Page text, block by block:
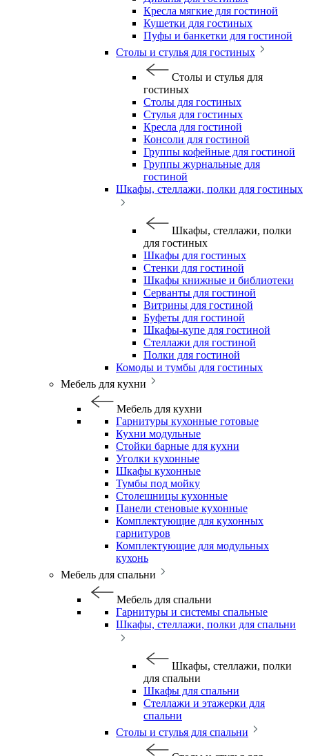
Кресла мягкие для гостиной
Кушетки для гостиных
Пуфы и банкетки для гостиной
Столы и стулья для гостиных
Столы и стулья для
гостиных
Столы для гостиных
Стулья для гостиных
Кресла для гостиной
Консоли для гостиной
Группы кофейные для гостиной
Группы журнальные для
гостиной
Шкафы, стеллажи, полки для гостиных
Шкафы, стеллажи, полки
для гостиных
Шкафы для гостиных
Стенки для гостиной
Шкафы книжные и библиотеки
Серванты для гостиной
Витрины для гостиной
Буфеты для гостиной
Шкафы-купе для гостиной
Стеллажи для гостиной
Полки для гостиной
Комоды и тумбы для гостиных
Мебель для кухни
Мебель для кухни
Гарнитуры кухонные готовые
Кухни модульные
Стойки барные для кухни
Уголки кухонные
Шкафы кухонные
Тумбы под мойку
Столешницы кухонные
Панели стеновые кухонные
Комплектующие для кухонных
гарнитуров
Комплектующие для модульных
кухонь
Мебель для спальни
Мебель для спальни
Гарнитуры и системы спальные
Шкафы, стеллажи, полки для спальни
Шкафы, стеллажи, полки
для спальни
Шкафы для спальни
Стеллажи и этажерки для
спальни
Столы и стулья для спальни